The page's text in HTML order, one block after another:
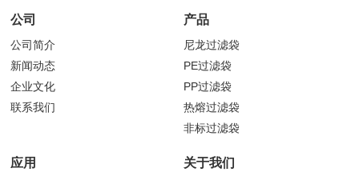
公司
公司简介
新闻动态
企业文化
联系我们
产品
尼龙过滤袋
PE过滤袋
PP过滤袋
热熔过滤袋
非标过滤袋
应用 关于我们